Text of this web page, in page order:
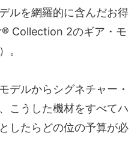
ルを網羅的に含んだお得
Collection 2のギア・モ
。
デルからシグネチャー・
こうした機材をすべてハ
したらどの位の予算が必